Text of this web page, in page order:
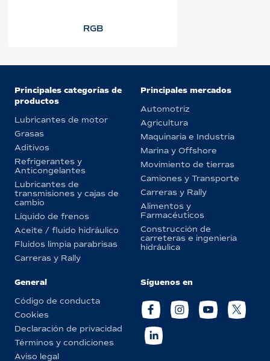
RGB
Principales categorías de
productos
Lubricantes de motor
Grasas
Aditivos
Refrigerantes y
Anticongelantes
Lubricantes de
transmisiones y cajas de
cambio
Líquido de frenos
Aceite / fluido hidráulico
Fluidos limpia parabrisas
Carreras y Rally
Principales mercados
Automotriz
Agricultura
Maquinaria e Industria
Marina y Offshore
Movimiento de tierras
Camiones y Transporte
Carreras y Rally
Alimentos y
Farmacéuticos
Construcción de
carreteras e ingeniería
hidráulica
General
Código de conducta
Cookies
Declaración de privacidad
Términos y condiciones
Aviso legal
Síguenos en